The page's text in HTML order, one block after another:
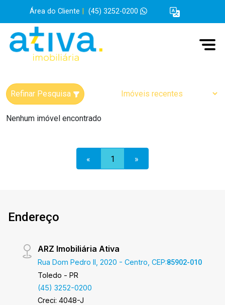
Área do Cliente (45) 3252-0200
Refinar Pesquisa
Nenhum imóvel encontrado
« 1 »
Endereço
ARZ Imobiliária Ativa
Rua Dom Pedro II, 2020 - Centro, CEP:85902-010
Toledo - PR
(45) 3252-0200
Creci: 4048-J